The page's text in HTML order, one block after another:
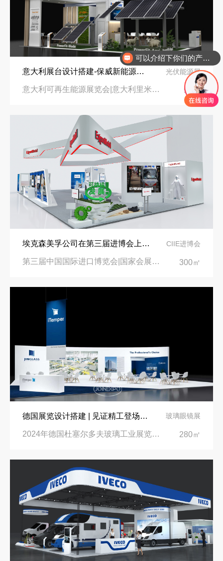
意大利展台设计搭建-保威新能源在意大利里米尼会展中心推出最新产品-中励展览设计策划公司 光伏能源展
意大利可再生能源展览会|意大利里米尼会展中心 96㎡
埃克森美孚公司在第三届进博会上展示非凡的展台搭建设计 CIIE进博会
第三届中国国际进口博览会|国家会展中心 300㎡
德国展览设计搭建 | 见证精工登场玻璃工业展览会 Glasstec 2024 玻璃眼镜展
2024年德国杜塞尔多夫玻璃工业展览会Glasstec|德国杜塞尔多夫会展中心 280㎡
可以介绍下你们的产品么
你们是怎么收费的呢